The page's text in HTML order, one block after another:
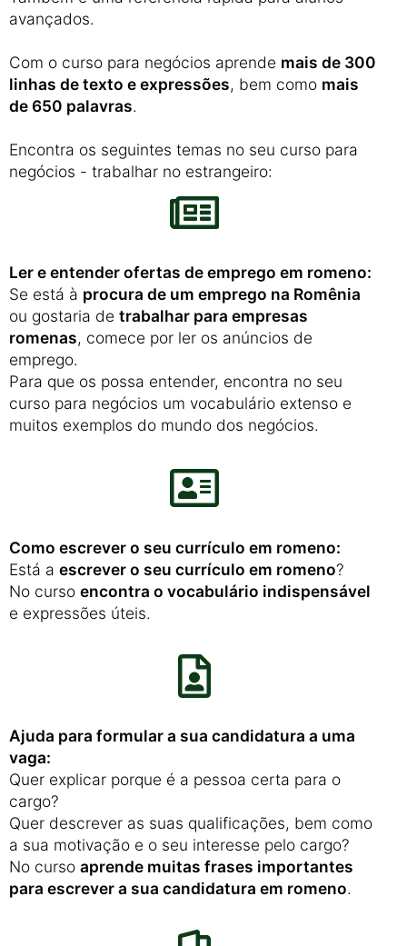
avançados.
Com o curso para negócios aprende mais de 300
linhas de texto e expressões, bem como mais
de 650 palavras.
Encontra os seguintes temas no seu curso para
negócios - trabalhar no estrangeiro:
Ler e entender ofertas de emprego em romeno:
Se está à procura de um emprego na Romênia
ou gostaria de trabalhar para empresas
romenas, comece por ler os anúncios de
emprego.
Para que os possa entender, encontra no seu
curso para negócios um vocabulário extenso e
muitos exemplos do mundo dos negócios.
Como escrever o seu currículo em romeno:
Está a escrever o seu currículo em romeno?
No curso encontra o vocabulário indispensável
e expressões úteis.
Ajuda para formular a sua candidatura a uma
vaga:
Quer explicar porque é a pessoa certa para o
cargo?
Quer descrever as suas qualificações, bem como
a sua motivação e o seu interesse pelo cargo?
No curso aprende muitas frases importantes
para escrever a sua candidatura em romeno.